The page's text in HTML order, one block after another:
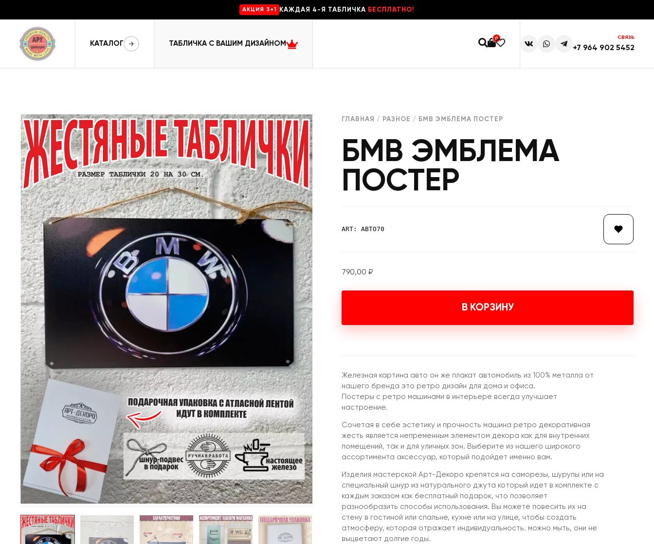
AKЦИЯ 3+1 КАЖДАЯ 4-Я ТАБЛИЧКА БЕСПЛАТНО!
КАТАЛОГ ТАБЛИЧКА С ВАШИМ ДИЗАЙНОМ
0 СВЯЗЬ
+7 964 902 5452
ГЛАВНАЯ / РАЗНОЕ / БМВ ЭМБЛЕМА ПОСТЕР
БМВ ЭМБЛЕМА
ПОСТЕР
ART: АВТО70
790,00 ₽
В КОРЗИНУ
Железная картина авто он же плакат автомобиль из 100% металла от
нашего бренда это ретро дизайн для дома и офиса.
Постеры с ретро машинами в интерьере всегда улучшает
настроение.
Сочетая в себе эстетику и прочность машина ретро декоративная
жесть является непременным элементом декора как для внутренних
помещений, так и для уличных зон. Выберите из нашего широкого
ассортимента аксессуар, который подойдет именно вам.
Изделия мастерской Арт-Декоро крепятся на саморезы, шурупы или на
специальный шнур из натурального джута который идет в комплекте с
каждым заказом как бесплатный подарок, что позволяет
разнообразить способы использования. Вы можете повесить их на
стену в гостиной или спальне, кухне или на улице, чтобы создать
атмосферу, которая отражает индивидуальность. можно мыть, они не
выцветают долгие годы.